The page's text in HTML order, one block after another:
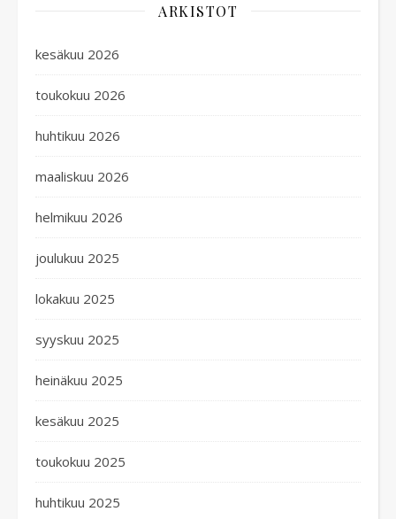
ARKISTOT
kesäkuu 2026
toukokuu 2026
huhtikuu 2026
maaliskuu 2026
helmikuu 2026
joulukuu 2025
lokakuu 2025
syyskuu 2025
heinäkuu 2025
kesäkuu 2025
toukokuu 2025
huhtikuu 2025